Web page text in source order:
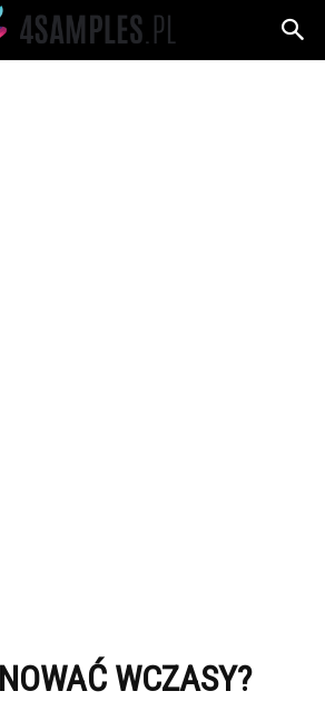
WCZASY?